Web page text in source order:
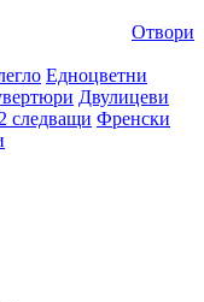
Отвори
Едноцветни
Двулицеви
следващи Френски